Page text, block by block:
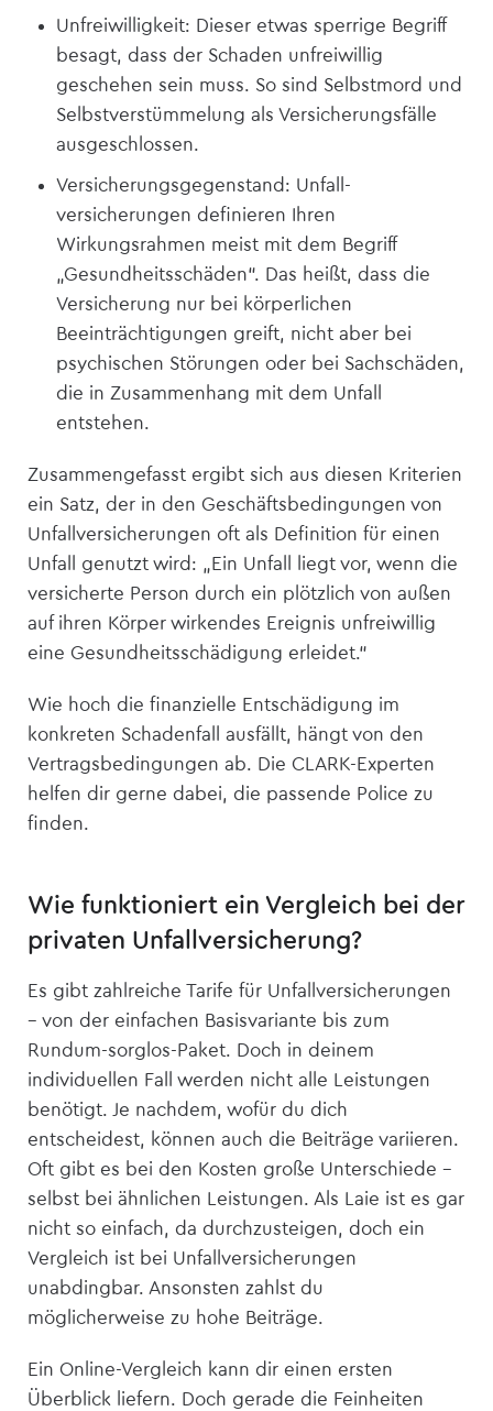
Unfreiwilligkeit: Dieser etwas sperrige Begriff
besagt, dass der Schaden unfreiwillig
geschehen sein muss. So sind Selbstmord und
Selbstverstümmelung als Versicherungsfälle
ausgeschlossen.
Versicherungsgegenstand: Unfall­
versicherungen definieren Ihren
Wirkungsrahmen meist mit dem Begriff
„Gesundheitsschäden“. Das heißt, dass die
Versicherung nur bei körperlichen
Beeinträchtigungen greift, nicht aber bei
psychischen Störungen oder bei Sachschäden,
die in Zusammenhang mit dem Unfall
entstehen.
Zusammengefasst ergibt sich aus diesen Kriterien
ein Satz, der in den Geschäfts­bedingungen von
Unfall­versicherungen oft als Definition für einen
Unfall genutzt wird: „Ein Unfall liegt vor, wenn die
versicherte Person durch ein plötzlich von außen
auf ihren Körper wirkendes Ereignis unfreiwillig
eine Gesundheitsschädigung erleidet.“
Wie hoch die finanzielle Entschädigung im
konkreten Schadenfall ausfällt, hängt von den
Vertrags­bedingungen ab. Die CLARK-Experten
helfen dir gerne dabei, die passende Police zu
finden.
Wie funktioniert ein Vergleich bei der
privaten Unfall­versicherung?
Es gibt zahlreiche Tarife für Unfall­versicherungen
– von der einfachen Basisvariante bis zum
Rundum-sorglos-Paket. Doch in deinem
individuellen Fall werden nicht alle Leistungen
benötigt. Je nachdem, wofür du dich
entscheidest, können auch die Beiträge variieren.
Oft gibt es bei den Kosten große Unterschiede –
selbst bei ähnlichen Leistungen. Als Laie ist es gar
nicht so einfach, da durchzusteigen, doch ein
Vergleich ist bei Unfall­versicherungen
unabdingbar. Ansonsten zahlst du
möglicherweise zu hohe Beiträge.
Ein Online-Vergleich kann dir einen ersten
Überblick liefern. Doch gerade die Feinheiten